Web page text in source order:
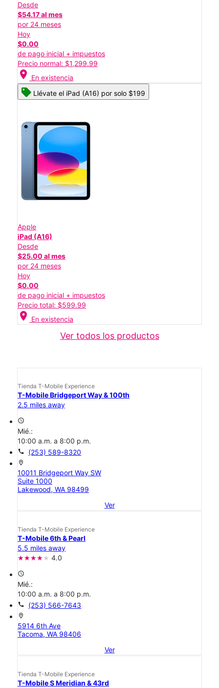
Desde
$54.17 al mes
por 24 meses
Hoy
$0.00
de pago inicial + impuestos
Precio normal: $1,299.99
location_on En existencia
Llévate el iPad (A16) por solo $199
Apple
iPad (A16)
Desde
$25.00 al mes
por 24 meses
Hoy
$0.00
de pago inicial + impuestos
Precio total: $599.99
location_on En existencia
Ver todos los productos
Tienda T-Mobile Experience
T-Mobile Bridgeport Way & 100th
2.5 miles away
access_time
Mié.:
10:00 a.m. a 8:00 p.m.
call (253) 589-8320
location_on
10011 Bridgeport Way SW
Suite 1000
Lakewood, WA 98499
Ver
Tienda T-Mobile Experience
T-Mobile 6th & Pearl
5.5 miles away
4.0
access_time
Mié.:
10:00 a.m. a 8:00 p.m.
call (253) 566-7643
location_on
5914 6th Ave
Tacoma, WA 98406
Ver
Tienda T-Mobile Experience
T-Mobile S Meridian & 43rd